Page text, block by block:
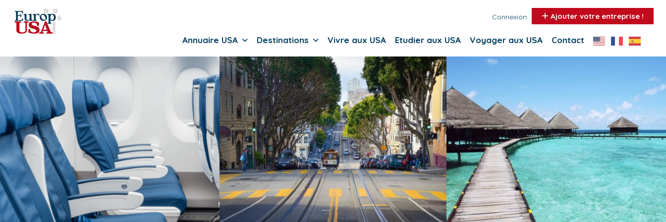
Connexion Ajouter votre entreprise !
Annuaire USA Destinations Vivre aux USA Etudier aux USA Voyager aux USA Contact